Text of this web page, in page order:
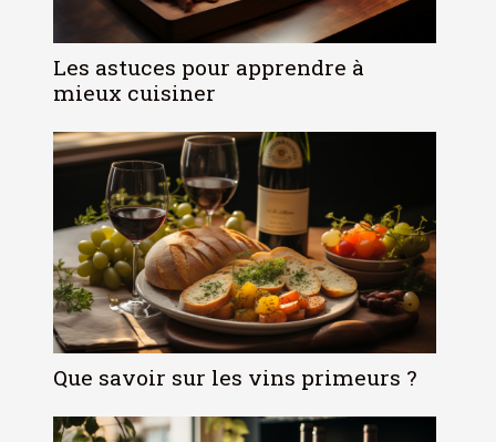
Les astuces pour apprendre à
mieux cuisiner
Que savoir sur les vins primeurs ?